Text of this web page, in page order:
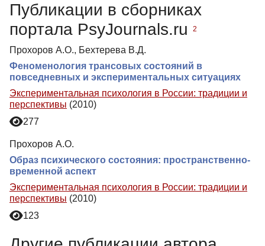
Публикации в сборниках
портала PsyJournals.ru
2
Прохоров А.О., Бехтерева В.Д.
Феноменология трансовых состояний в
повседневных и экспериментальных ситуациях
Экспериментальная психология в России: традиции и
перспективы (2010)
277
Прохоров А.О.
Образ психического состояния: пространственно-
временной аспект
Экспериментальная психология в России: традиции и
перспективы (2010)
123